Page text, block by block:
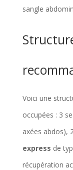
sangle
Voici une
occupées : 3
axées abdos),
express de
récupération